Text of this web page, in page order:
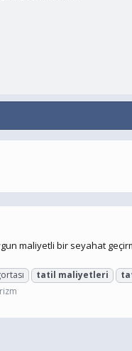
maliyetli bir seyahat
tatil maliyetleri